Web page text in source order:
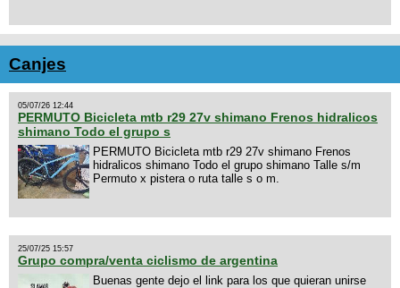
Canjes
05/07/26 12:44
PERMUTO Bicicleta mtb r29 27v shimano Frenos hidralicos
shimano Todo el grupo s
PERMUTO Bicicleta mtb r29 27v shimano Frenos
hidralicos shimano Todo el grupo shimano Talle s/m
Permuto x pistera o ruta talle s o m.
25/07/25 15:57
Grupo compra/venta ciclismo de argentina
Buenas gente dejo el link para los que quieran unirse